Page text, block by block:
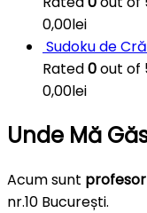
0,00lei
Sudoku de
Rated0out of
0,00lei
Unde Mă
Acum sunt profesor
nr.10 București.